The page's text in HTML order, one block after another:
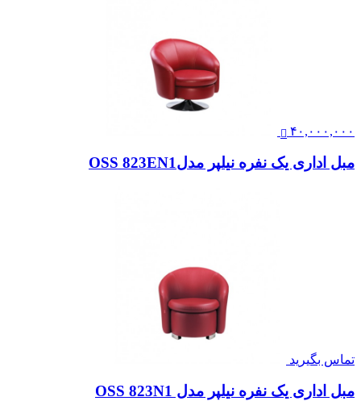
۴۰,۰۰۰,۰۰۰
مبل اداری یک نفره نیلپر مدلOSS 823EN1
تماس بگیرید
مبل اداری یک نفره نیلپر مدل OSS 823N1